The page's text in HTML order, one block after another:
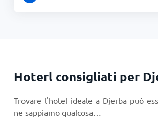
Hoterl consigliati per
Trovare l'hotel ideale a Djerba può
ne sappiamo qualcosa…